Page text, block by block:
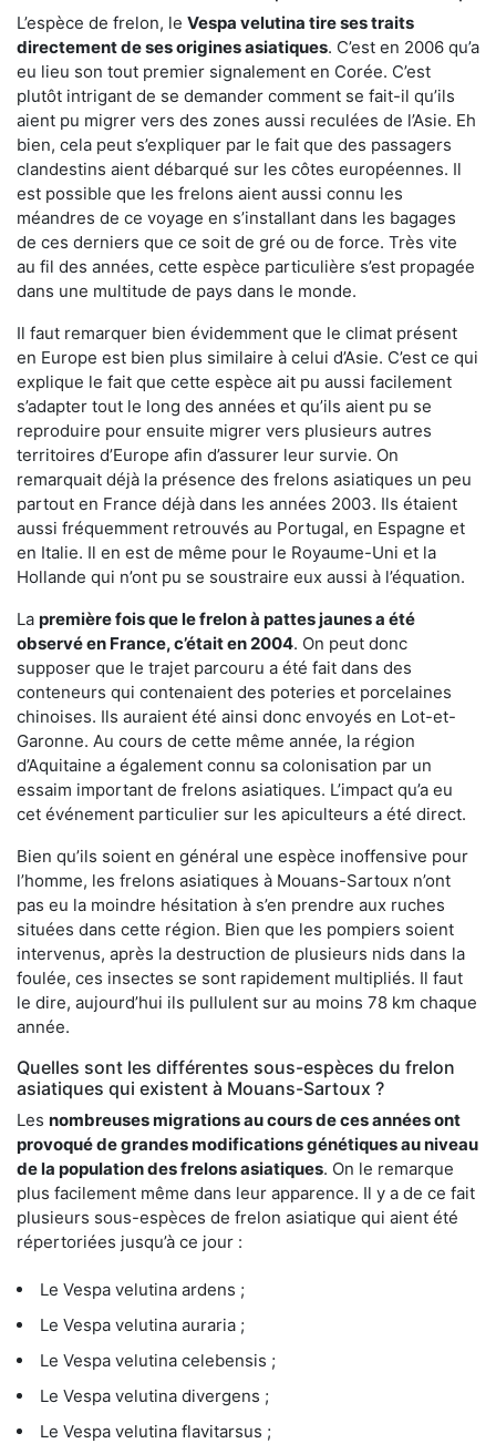
L’espèce de frelon, le Vespa velutina tire ses traits
directement de ses origines asiatiques. C’est en 2006 qu’a
eu lieu son tout premier signalement en Corée. C’est
plutôt intrigant de se demander comment se fait-il qu’ils
aient pu migrer vers des zones aussi reculées de l’Asie. Eh
bien, cela peut s’expliquer par le fait que des passagers
clandestins aient débarqué sur les côtes européennes. Il
est possible que les frelons aient aussi connu les
méandres de ce voyage en s’installant dans les bagages
de ces derniers que ce soit de gré ou de force. Très vite
au fil des années, cette espèce particulière s’est propagée
dans une multitude de pays dans le monde.
Il faut remarquer bien évidemment que le climat présent
en Europe est bien plus similaire à celui d’Asie. C’est ce qui
explique le fait que cette espèce ait pu aussi facilement
s’adapter tout le long des années et qu’ils aient pu se
reproduire pour ensuite migrer vers plusieurs autres
territoires d’Europe afin d’assurer leur survie. On
remarquait déjà la présence des frelons asiatiques un peu
partout en France déjà dans les années 2003. Ils étaient
aussi fréquemment retrouvés au Portugal, en Espagne et
en Italie. Il en est de même pour le Royaume-Uni et la
Hollande qui n’ont pu se soustraire eux aussi à l’équation.
La première fois que le frelon à pattes jaunes a été
observé en France, c’était en 2004. On peut donc
supposer que le trajet parcouru a été fait dans des
conteneurs qui contenaient des poteries et porcelaines
chinoises. Ils auraient été ainsi donc envoyés en Lot-et-
Garonne. Au cours de cette même année, la région
d’Aquitaine a également connu sa colonisation par un
essaim important de frelons asiatiques. L’impact qu’a eu
cet événement particulier sur les apiculteurs a été direct.
Bien qu’ils soient en général une espèce inoffensive pour
l’homme, les frelons asiatiques à Mouans-Sartoux n’ont
pas eu la moindre hésitation à s’en prendre aux ruches
situées dans cette région. Bien que les pompiers soient
intervenus, après la destruction de plusieurs nids dans la
foulée, ces insectes se sont rapidement multipliés. Il faut
le dire, aujourd’hui ils pullulent sur au moins 78 km chaque
année.
Quelles sont les différentes sous-espèces du frelon
asiatiques qui existent à Mouans-Sartoux ?
Les nombreuses migrations au cours de ces années ont
provoqué de grandes modifications génétiques au niveau
de la population des frelons asiatiques. On le remarque
plus facilement même dans leur apparence. Il y a de ce fait
plusieurs sous-espèces de frelon asiatique qui aient été
répertoriées jusqu’à ce jour :
Le Vespa velutina ardens ;
Le Vespa velutina auraria ;
Le Vespa velutina celebensis ;
Le Vespa velutina divergens ;
Le Vespa velutina flavitarsus ;